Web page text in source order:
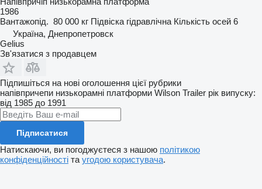
1986
Вантажопід. 80 000 кг Підвіска гідравлічна Кількість осей 6
Україна, Днепропетровск
Gelius
Зв'язатися з продавцем
Підпишіться на нові оголошення цієї рубрики
напівпричепи низькорамні платформи Wilson Trailer рік випуску:
від 1985 до 1991
Підписатися
Натискаючи, ви погоджуєтеся з нашою політикою
конфіденційності та угодою користувача.